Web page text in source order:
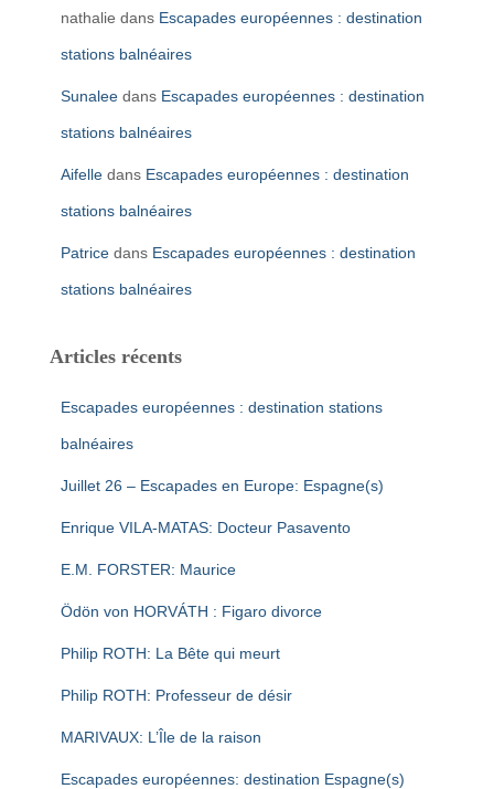
nathalie dans Escapades européennes : destination
stations balnéaires
Sunalee dans Escapades européennes : destination
stations balnéaires
Aifelle dans Escapades européennes : destination
stations balnéaires
Patrice dans Escapades européennes : destination
stations balnéaires
Articles récents
Escapades européennes : destination stations
balnéaires
Juillet 26 – Escapades en Europe: Espagne(s)
Enrique VILA-MATAS: Docteur Pasavento
E.M. FORSTER: Maurice
Ödön von HORVÁTH : Figaro divorce
Philip ROTH: La Bête qui meurt
Philip ROTH: Professeur de désir
MARIVAUX: L’Île de la raison
Escapades européennes: destination Espagne(s)